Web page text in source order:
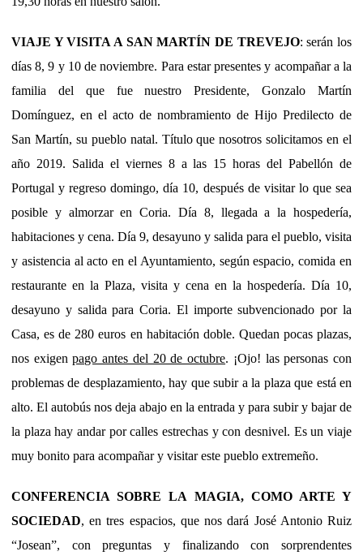
VIAJE Y VISITA A SAN MARTÍN DE TREVEJO: serán los
días 8, 9 y 10 de noviembre. Para estar presentes y acompañar a la
familia del que fue nuestro Presidente, Gonzalo Martín
Domínguez, en el acto de nombramiento de Hijo Predilecto de
San Martín, su pueblo natal. Título que nosotros solicitamos en el
año 2019. Salida el viernes 8 a las 15 horas del Pabellón de
Portugal y regreso domingo, día 10, después de visitar lo que sea
posible y almorzar en Coria. Día 8, llegada a la hospedería,
habitaciones y cena. Día 9, desayuno y salida para el pueblo, visita
y asistencia al acto en el Ayuntamiento, según espacio, comida en
restaurante en la Plaza, visita y cena en la hospedería. Día 10,
desayuno y salida para Coria. El importe subvencionado por la
Casa, es de 280 euros en habitación doble. Quedan pocas plazas,
nos exigenpago antes del 20 de octubre. ¡Ojo! las personas con
problemas de desplazamiento, hay que subir a la plaza que está en
alto. El autobús nos deja abajo en la entrada y para subir y bajar de
la plaza hay andar por calles estrechas y con desnivel. Es un viaje
muy bonito para acompañar y visitar este pueblo extremeño.
CONFERENCIA SOBRE LA MAGIA, COMO ARTE Y
SOCIEDAD, en tres espacios, que nos dará José Antonio Ruiz
“Josean”, con preguntas y finalizando con sorprendentes